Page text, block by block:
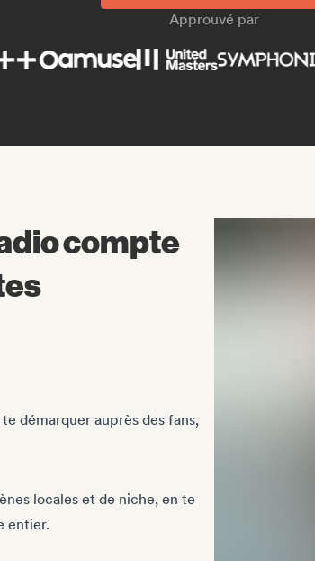
Approuvé par
compte
démarquer auprès des fans,
locales et de niche, en te
entier.